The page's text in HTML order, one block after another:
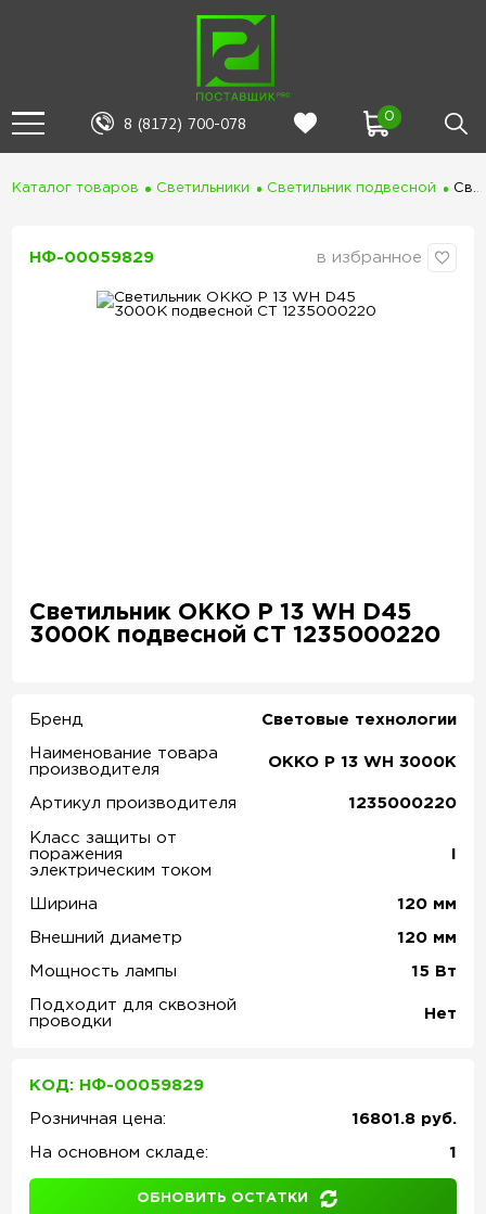
8 (8172) 700-078 0
Каталог товаров Светильники Светильник подвесной Светильник OKKO P 13 WH D45 3000К подвесной СТ 1235000220
НФ-00059829 в избранное
Светильник OKKO P 13 WH D45
3000К подвесной СТ 1235000220
Бренд Световые технологии
Наименование товара
производителя
OKKO P 13 WH 3000K
Артикул производителя 1235000220
Класс защиты от
поражения
электрическим током
Ширина 120 мм
Внешний диаметр 120 мм
Мощность лампы 15 Вт
Подходит для сквозной
проводки
Нет
КОД: НФ-00059829
Розничная цена: 16801.8 руб.
На основном складе: 1
ОБНОВИТЬ ОСТАТКИ